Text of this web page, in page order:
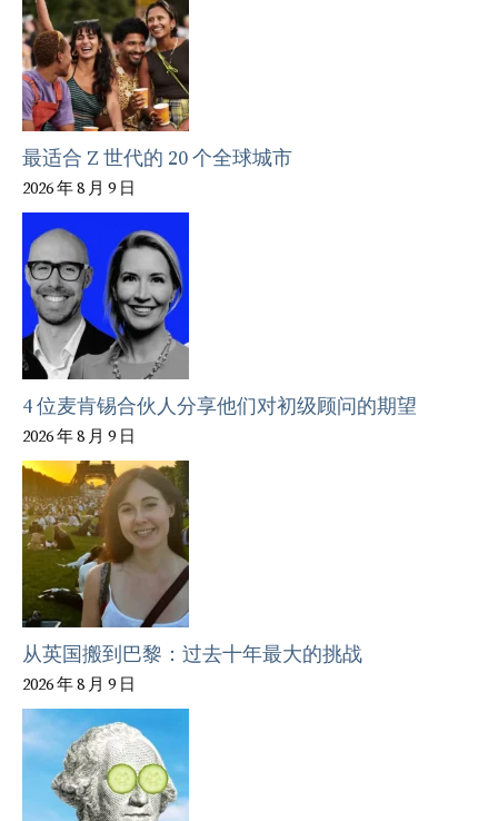
最适合 Z 世代的 20 个全球城市
2026 年 8 月 9 日
4 位麦肯锡合伙人分享他们对初级顾问的期望
2026 年 8 月 9 日
从英国搬到巴黎：过去十年最大的挑战
2026 年 8 月 9 日